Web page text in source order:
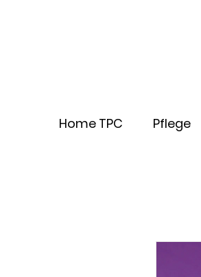
Home TPC Pflege